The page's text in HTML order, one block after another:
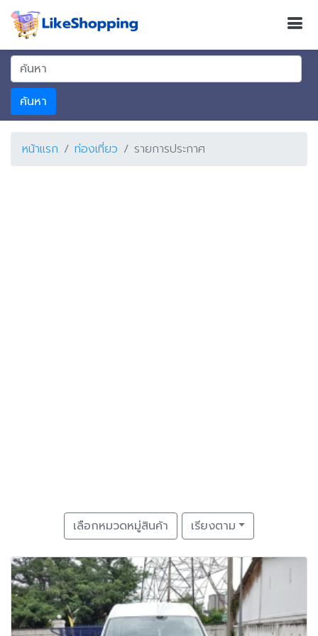
ค้นหา
หน้าแรก ท่องเที่ยว รายการประกาศ
เลือกหมวดหมู่สินค้า เรียงตาม